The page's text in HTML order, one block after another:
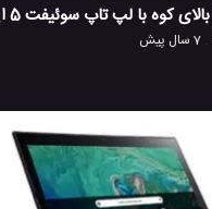
کوه با لپ تاپ سوئیفت 5 ایسر
7 سال پیش